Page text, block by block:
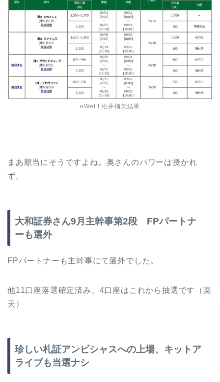
eWeLL松井補欠結果
まあ順当にそうですよね。奥さんのパワーは授かれ
ず。
大和証券さん9月主幹事第2段 FPパートナ
ーも選外
FPパートナーも主幹事にて選外でした。
他11口座落選確定済み、4口座はこれから抽選です（楽
天）
珍しい札証アンビシャスへの上場、キットア
ライブも当選ナシ